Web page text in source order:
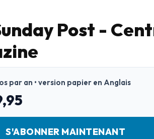
Post -
par an • version papier en Anglais
S'ABONNER MAINTENANT